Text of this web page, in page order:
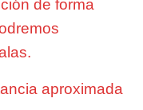
de forma
aproximada